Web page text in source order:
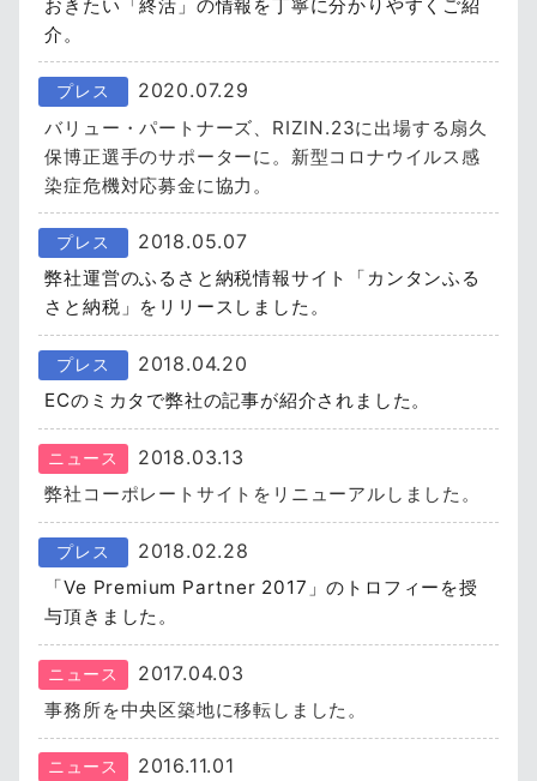
おきたい「終活」の情報を丁寧に分かりやすくご紹
介。
プレス 2020.07.29
バリュー・パートナーズ、RIZIN.23に出場する扇久
保博正選手のサポーターに。新型コロナウイルス感
染症危機対応募金に協力。
プレス 2018.05.07
弊社運営のふるさと納税情報サイト「カンタンふる
さと納税」をリリースしました。
プレス 2018.04.20
ECのミカタで弊社の記事が紹介されました。
ニュース 2018.03.13
弊社コーポレートサイトをリニューアルしました。
プレス 2018.02.28
「Ve Premium Partner 2017」のトロフィーを授
与頂きました。
ニュース 2017.04.03
事務所を中央区築地に移転しました。
ニュース 2016.11.01